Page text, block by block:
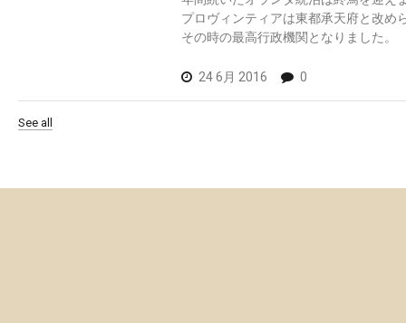
プロヴィンティアは東都承天府と改め
その時の最高行政機関となりました。
24 6月 2016 0
See all